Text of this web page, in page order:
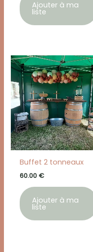
Ajouter à ma
liste
Buffet 2 tonneaux
60.00 €
Ajouter à ma
liste